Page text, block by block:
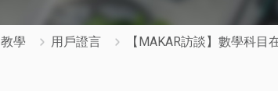
教學 用戶證言 【MAKAR訪談】數學科目